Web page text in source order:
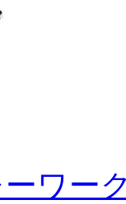
ワー